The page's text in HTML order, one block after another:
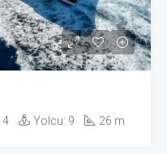
4 Yolcu: 9 26 m